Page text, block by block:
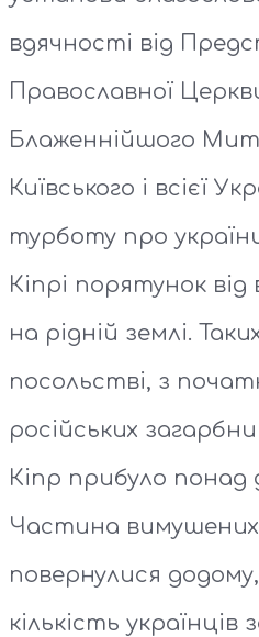
вдячності від
Православної
Блаженнійшого
Київського і всієї
турботу про
Кіпрі порятунок
на рідній землі.
посольстві, з
російських
Кіпр прибуло
Частина вимушених
повернулися
кількість